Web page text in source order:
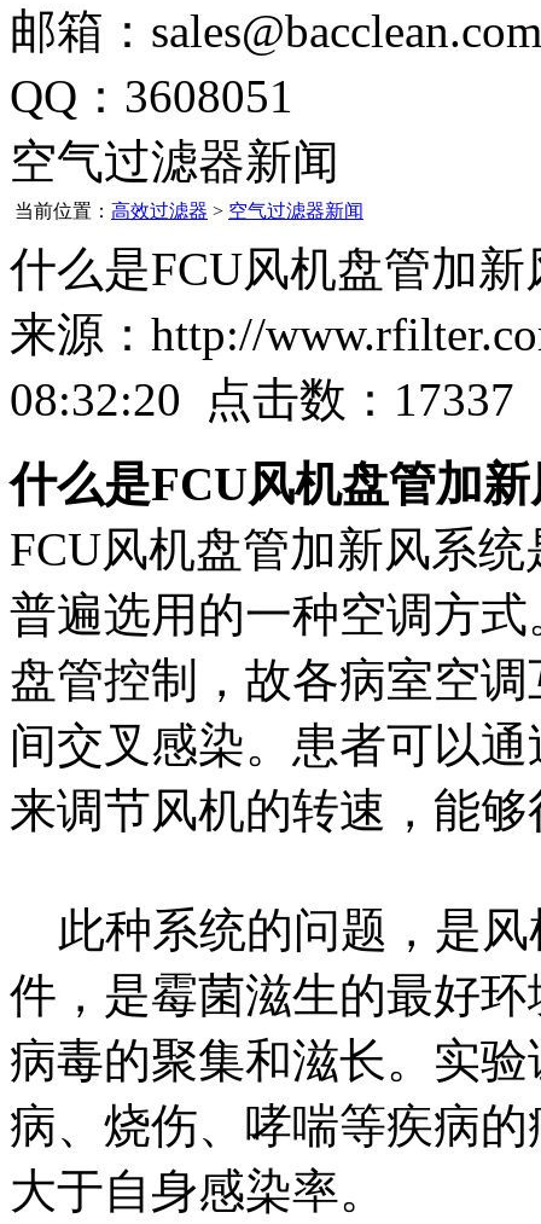
邮箱：sales@bacclean.com
QQ：3608051
空气过滤器新闻
当前位置： 高效过滤器 > 空气过滤器新闻
什么是FCU风机盘管加新
来源：http://
08:32:20 点击数：17337
什么是FCU风机盘管加
FCU风机盘管加新风系
普遍选用的一种空调方
盘管控制，故各病室空
间交叉感染。患者可以
来调节风机的转速，能
此种系统的问题，是风
件，是霉菌滋生的最好
病毒的聚集和滋长。实
病、烧伤、哮喘等疾病
大于自身感染率。